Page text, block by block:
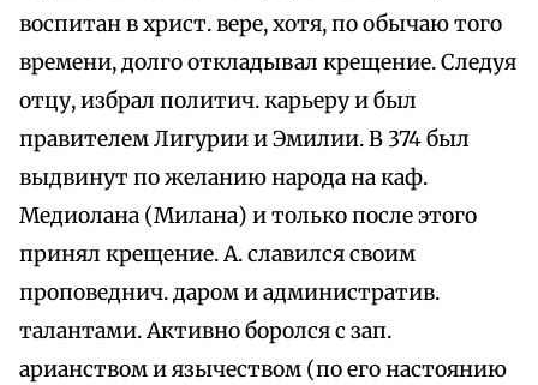
воспитан в христ. вере, хотя, по обычаю того
времени, долго откладывал крещение. Следуя
отцу, избрал политич. карьеру и был
правителем Лигурии и Эмилии. В 374 был
выдвинут по желанию народа на каф.
Медиолана (Милана) и только после этого
принял крещение. А. славился своим
проповеднич. даром и административ.
талантами. Активно боролся с зап.
арианством и язычеством (по его настоянию